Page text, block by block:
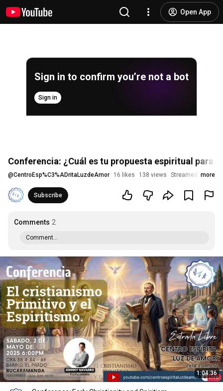
Open App
Sign in to confirm you’re not a bot
Sign in
Conferencia: ¿Cuál es tu propuesta espiritual para
@CentroEsp%C3%ADritaLuzdeAmor 16 likes 138 views Streamed 3more
Subscribe
Comments 2
Comment...
1:04:36